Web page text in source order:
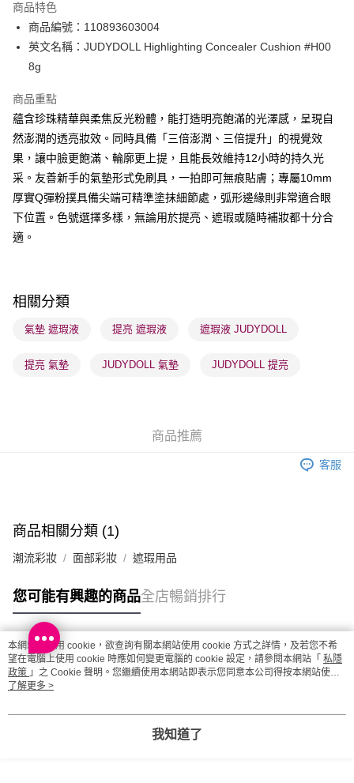
PayMe
WeChat Pay
送貨方式
順豐自助櫃 - 確認發貨後1-3個工作天送達
每筆HK$65.00，滿HK$300.00或以上免運費
順豐站及營業點 - 確認發貨後1-3個工作天送達
每筆HK$65.00，滿HK$300.00或以上免運費
取。逾期會取消訂單，並不會安排重寄
每筆HK$20.00，滿HK$100.00或以上免運費
每筆HK$20.00，滿HK$100.00或以上免運費
運費表
商品特色
商品編號：110893603004
英文名稱：JUDYDOLL Highlighting Concealer Cushion #H00
8g
商品重點
蘊含珍珠精華與柔焦反光粉體，能打造明亮飽滿的光澤感，呈現自
然澎潤的透亮妝效。同時具備「三倍澎潤、三倍提升」的視覺效
果，讓中臉更飽滿、輪廓更上提，且能長效維持12小時的持久光
采。友善新手的氣墊形式免刷具，一拍即可無痕貼膚；專屬10mm
厚實Q彈粉撲具備尖端可精準塗抹細節處，弧形邊緣則非常適合眼
下位置。色號選擇多樣，無論用於提亮、遮瑕或隨時補妝都十分合
適。
相關分類
氣墊 遮瑕液 提亮 遮瑕液 遮瑕液 JUDYDOLL
提亮 氣墊 JUDYDOLL 氣墊 JUDYDOLL 提亮
商品推薦
客服
商品相關分類 (1)
潮流彩妝 面部彩妝 遮瑕用品
您可能有興趣的商品全店暢銷排行
熱門標籤
熱銷排行
本網站中使用 cookie，欲查詢有關本網站使用 cookie 方式之詳情，及若您不希
望在電腦上使用 cookie 時應如何變更電腦的 cookie 設定，請參閱本網站「 私隱
政策 」之 Cookie 聲明。您繼續使用本網站即表示您同意本公司得按本網站使用
條款之 Cookie 聲明使用 cookie。
了解更多 >
我知道了